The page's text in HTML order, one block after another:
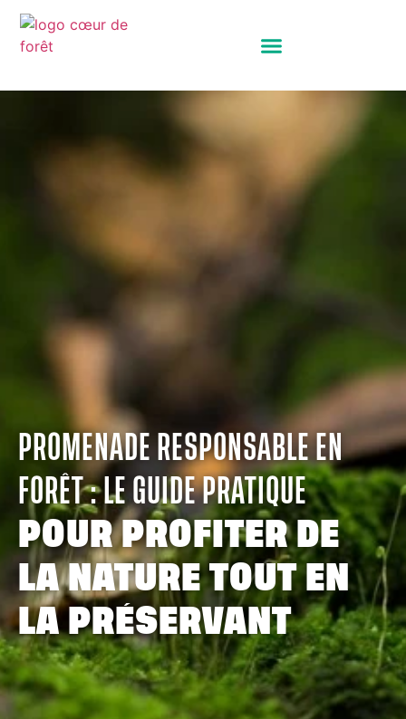
Panneau de gestion des cookies
PROMENADE RESPONSABLE EN
FORÊT : LE GUIDE PRATIQUE
POUR PROFITER DE
LA NATURE TOUT EN
LA PRÉSERVANT